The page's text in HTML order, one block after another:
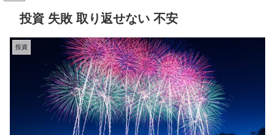
投資 失敗 取り返せない 不安
投資